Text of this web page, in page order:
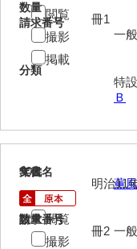
請求番号
一
分類
特
Ｂ
数量
冊1
閲覧
撮影
掲載
902
文書名
薫
請求番号
一
年代
明治11
数量
冊2
閲覧
撮影